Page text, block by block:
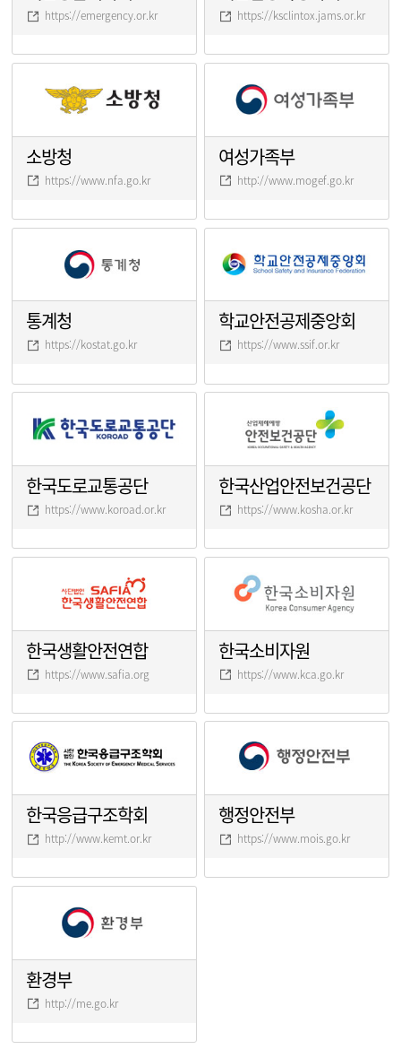
https://emergency.or.kr https://ksclintox.jams.or.kr
소방청
https://www.nfa.go.kr
여성가족부
http://www.mogef.go.kr
통계청
https://kostat.go.kr
학교안전공제중앙회
https://www.ssif.or.kr
한국도로교통공단
https://www.koroad.or.kr
한국산업안전보건공단
https://www.kosha.or.kr
한국생활안전연합
https://www.safia.org
한국소비자원
https://www.kca.go.kr
한국응급구조학회
http://www.kemt.or.kr
행정안전부
https://www.mois.go.kr
환경부
http://me.go.kr